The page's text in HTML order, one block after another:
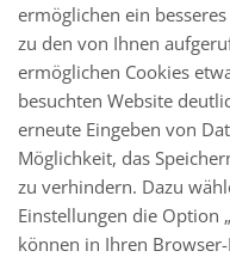
ermöglichen ein
zu den von Ihnen
ermöglichen Cookies
besuchten Website
erneute Eingeben von
Möglichkeit, das
zu verhindern. Dazu
Einstellungen die Option
können in Ihren